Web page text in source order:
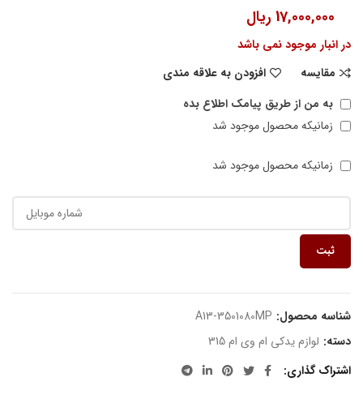
17,000,000 ریال
در انبار موجود نمی باشد
مقایسه
افزودن به علاقه مندی
به من از طریق پیامک اطلاع بده
زمانیکه محصول موجود شد
زمانیکه محصول موجود شد
ثبت
شناسه محصول: A13-3501080MP
دسته: لوازم یدکی ام وی ام 315
اشتراک گذاری